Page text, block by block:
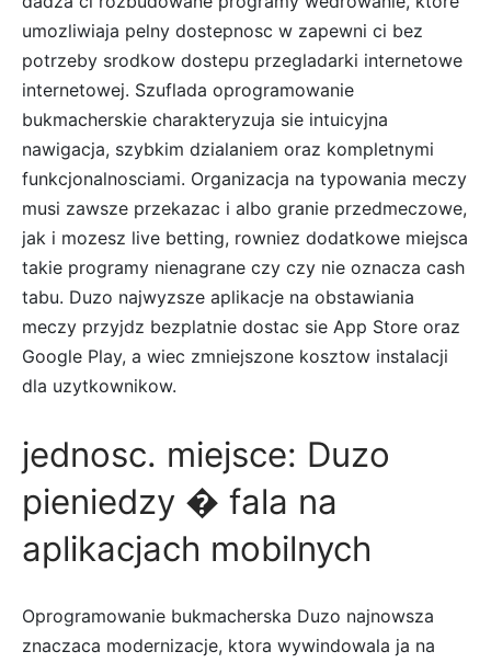
umozliwiaja pelny dostepnosc w zapewni ci bez
potrzeby srodkow dostepu przegladarki internetowe
internetowej. Szuflada oprogramowanie
bukmacherskie charakteryzuja sie intuicyjna
nawigacja, szybkim dzialaniem oraz kompletnymi
funkcjonalnosciami. Organizacja na typowania meczy
musi zawsze przekazac i albo granie przedmeczowe,
jak i mozesz live betting, rowniez dodatkowe miejsca
takie programy nienagrane czy czy nie oznacza cash
tabu. Duzo najwyzsze aplikacje na obstawiania
meczy przyjdz bezplatnie dostac sie App Store oraz
Google Play, a wiec zmniejszone kosztow instalacji
dla uzytkownikow.
jednosc. miejsce: Duzo
pieniedzy � fala na
aplikacjach mobilnych
Oprogramowanie bukmacherska Duzo najnowsza
znaczaca modernizacje, ktora wywindowala ja na